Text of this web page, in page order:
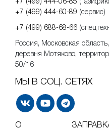
+7 (499) 444-06-85
+7 (499) 444-60-89 (сервис)
+7 (499) 688-68-66
Россия, Московская
деревня Мотяково,
50/16
МЫ В СОЦ. СЕТЯХ
О